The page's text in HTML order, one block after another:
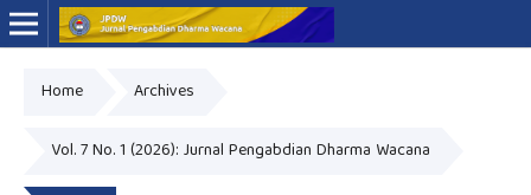
Home Archives
Vol. 7 No. 1 (2026): Jurnal Pengabdian Dharma Wacana